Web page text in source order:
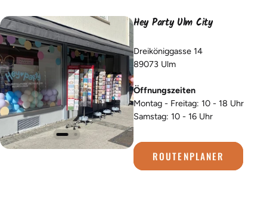
Hey Party Ulm City
Dreiköniggasse 14
89073 Ulm
Öffnungszeiten
Montag - Freitag: 10 - 18 Uhr
Samstag: 10 - 16 Uhr
ROUTENPLANER